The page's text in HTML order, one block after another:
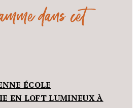
dans cet
ÉCOLE
EN LOFT LUMINEUX À